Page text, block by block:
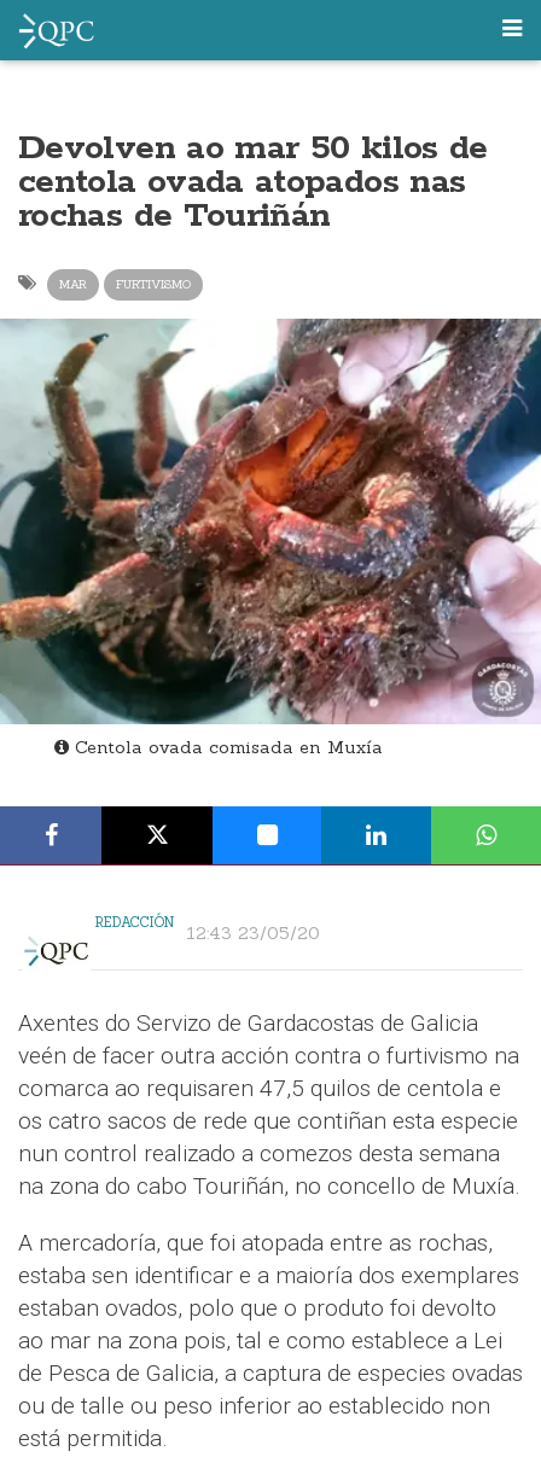
Devolven ao mar 50 kilos de
centola ovada atopados nas
rochas de Touriñán
MAR FURTIVISMO
Centola ovada comisada en Muxía
REDACCIÓN 12:43 23/05/20
Axentes do Servizo de Gardacostas de Galicia
veén de facer outra acción contra o furtivismo na
comarca ao requisaren 47,5 quilos de centola e
os catro sacos de rede que contiñan esta especie
nun control realizado a comezos desta semana
na zona do cabo Touriñán, no concello de Muxía.
A mercadoría, que foi atopada entre as rochas,
estaba sen identificar e a maioría dos exemplares
estaban ovados, polo que o produto foi devolto
ao mar na zona pois, tal e como establece a Lei
de Pesca de Galicia, a captura de especies ovadas
ou de talle ou peso inferior ao establecido non
está permitida.